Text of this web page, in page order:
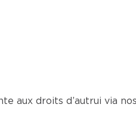
aux droits d’autrui via